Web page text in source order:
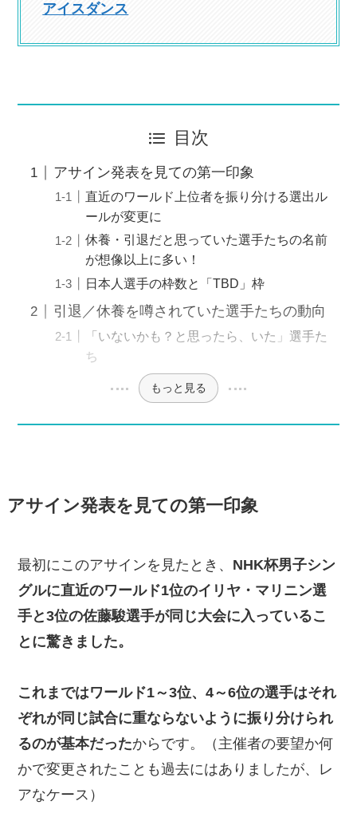
アイスダンス
目次
アサイン発表を見ての第一印象
直近のワールド上位者を振り分ける選出ル
ールが変更に
休養・引退だと思っていた選手たちの名前
が想像以上に多い！
日本人選手の枠数と「TBD」枠
引退／休養を噂されていた選手たちの動向
「いないかも？と思ったら、いた」選手た
ち
もっと見る
アサイン発表を見ての第一印象
最初にこのアサインを見たとき、 NHK杯男子シン
グルに直近のワールド1位のイリヤ・マリニン選
手と3位の佐藤駿選手が同じ大会に入っているこ
とに驚きました。
これまではワールド1～3位、4～6位の選手はそれ
ぞれが同じ試合に重ならないように振り分けられ
るのが基本だったからです。（主催者の要望か何
かで変更されたことも過去にはありましたが、レ
アなケース）